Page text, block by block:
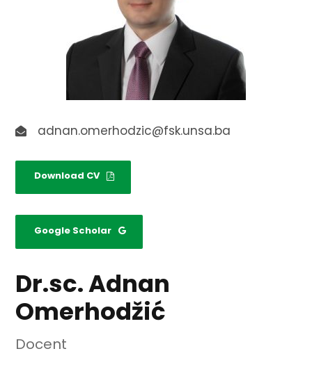
adnan.omerhodzic@fsk.unsa.ba
Download CV
Google Scholar
Dr.sc. Adnan
Omerhodžić
Docent